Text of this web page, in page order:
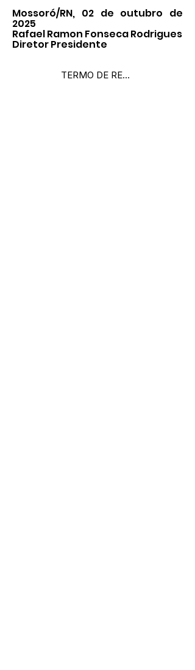
Mossoró/RN, 02 de outubro de
2025
Rafael Ramon Fonseca Rodrigues
Diretor Presidente
TERMO DE REFERÊNCIA